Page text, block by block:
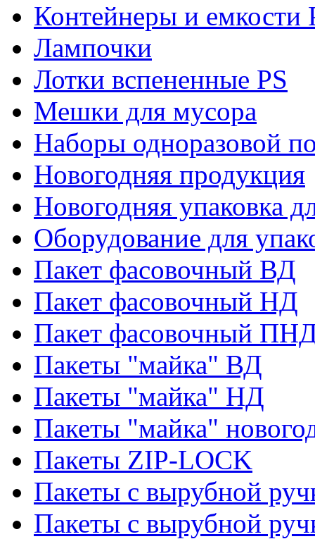
Контейнеры и емкости
Лампочки
Лотки вспененные PS
Мешки для мусора
Наборы одноразовой
Новогодняя продукция
Новогодняя упаковка
Оборудование для
Пакет фасовочный ВД
Пакет фасовочный НД
Пакет фасовочный
Пакеты "майка" ВД
Пакеты "майка" НД
Пакеты "майка"
Пакеты ZIP-LOCK
Пакеты с вырубной
Пакеты с вырубной